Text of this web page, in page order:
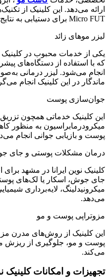
Micro FUT برای دستیابی به نتایج طبیعی و ماندگار استفاده می‌کند.
لیزر موهای زائد
یکی از خدمات محبوب در کلینیک
که با استفاده از دستگاه‌های
انجام می‌شود. لیزر درمانی
ماندگار در این کلینیک انجام
جوان‌سازی پوست
این کلینیک خدماتی همچون
میکرودرمابراسیون به منظور
پوست و بازیابی جوانی انجام
درمان مشکلات پوستی و جای
کلینیک نوین ایرانا در مشهد
جای جوش، اسکار یا لک‌های
میکرونیدلینگ، لایه‌برداری
می‌دهد.
مزوتراپی پوست و مو
این کلینیک از روش‌های مدرن
پوست و مو، جلوگیری از ریزش
می‌کند.
تجهیزات و امکانات کلینیک